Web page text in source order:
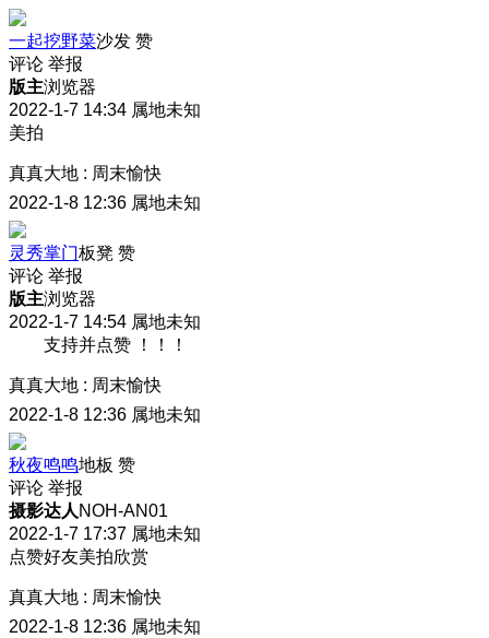
一起挖野菜沙发 赞
评论 举报
版主浏览器
2022-1-7 14:34 属地未知
美拍
真真大地 : 周末愉快
2022-1-8 12:36 属地未知
灵秀掌门板凳 赞
评论 举报
版主浏览器
2022-1-7 14:54 属地未知
支持并点赞 ！！！
真真大地 : 周末愉快
2022-1-8 12:36 属地未知
秋夜鸣鸣地板 赞
评论 举报
摄影达人 NOH-AN01
2022-1-7 17:37 属地未知
点赞好友美拍欣赏
真真大地 : 周末愉快
2022-1-8 12:36 属地未知